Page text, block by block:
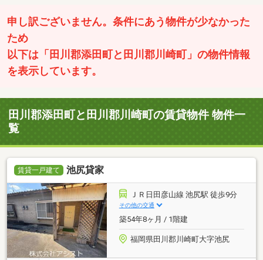
申し訳ございません。条件にあう物件が少なかった
ため
以下は「田川郡添田町と田川郡川崎町」の物件情報
を表示しています。
田川郡添田町と田川郡川崎町の賃貸物件 物件一
覧
賃貸一戸建て 池尻貸家
ＪＲ日田彦山線 池尻駅 徒歩9分
その他の交通
築54年8ヶ月 / 1階建
福岡県田川郡川崎町大字池尻